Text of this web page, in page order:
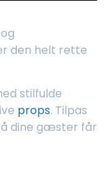
den helt rette
stilfulde
props. Tilpas
dine gæster får